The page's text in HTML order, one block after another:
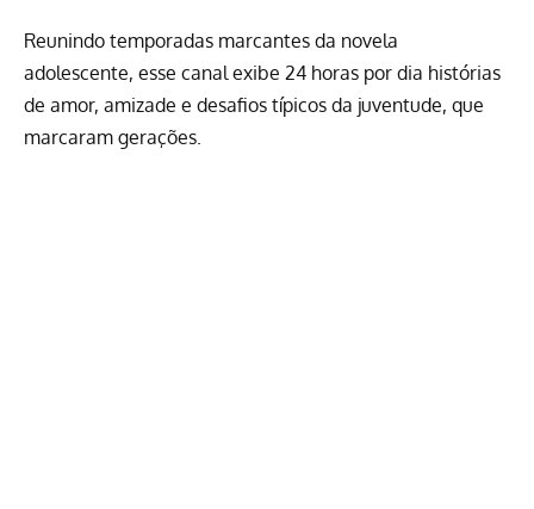
Reunindo temporadas marcantes da novela
adolescente, esse canal exibe 24 horas por dia histórias
de amor, amizade e desafios típicos da juventude, que
marcaram gerações.